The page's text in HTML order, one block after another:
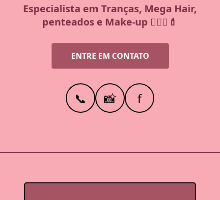
Especialista em Tranças, Mega Hair,
penteados e Make-up 💆🏾‍♀️💄
ENTRE EM CONTATO
📞 📸 f